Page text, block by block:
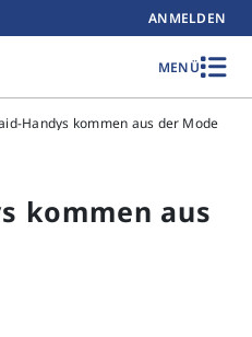
ANMELDEN
MENÜ
Handys kommen aus der Mode
kommen aus